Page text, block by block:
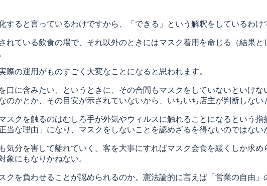
ると言っているわけですから、「できる」という解釈をしているわけ
れている飲食の場で、それ以外のときにはマスク着用を命じる（結果
の運用がものすごく大変なことになると思われます。
口に含みたい、というときに、その合間もマスクをしていないといけ
のかとか、その目安が示されていないから、いちいち店主が判断しない
スクを触るのはむしろ手が外気やウィルスに触れることになるという
当な理由」になり、マスクをしないことを認めざるを得ないのではない
気分を害して離れていく。客を大事にすればマスク会食を緩くしか求
象にもなりかねない。
クを負わせることが認められるのか。憲法論的に言えば「営業の自由」